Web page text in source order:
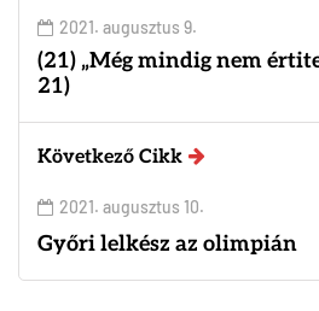
2021. augusztus 9.
(21) „Még mindig nem
21)
Következő Cikk
2021. augusztus 10.
Győri lelkész az olimpián